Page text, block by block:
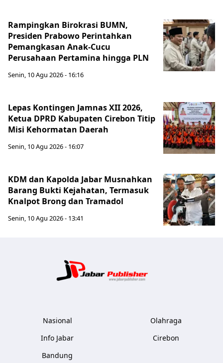
Rampingkan Birokrasi BUMN,
Presiden Prabowo Perintahkan
Pemangkasan Anak-Cucu
Perusahaan Pertamina hingga PLN
Senin, 10 Agu 2026 - 16:16
Lepas Kontingen Jamnas XII 2026,
Ketua DPRD Kabupaten Cirebon Titip
Misi Kehormatan Daerah
Senin, 10 Agu 2026 - 16:07
KDM dan Kapolda Jabar Musnahkan
Barang Bukti Kejahatan, Termasuk
Knalpot Brong dan Tramadol
Senin, 10 Agu 2026 - 13:41
Nasional
Info Jabar
Bandung
Olahraga
Cirebon